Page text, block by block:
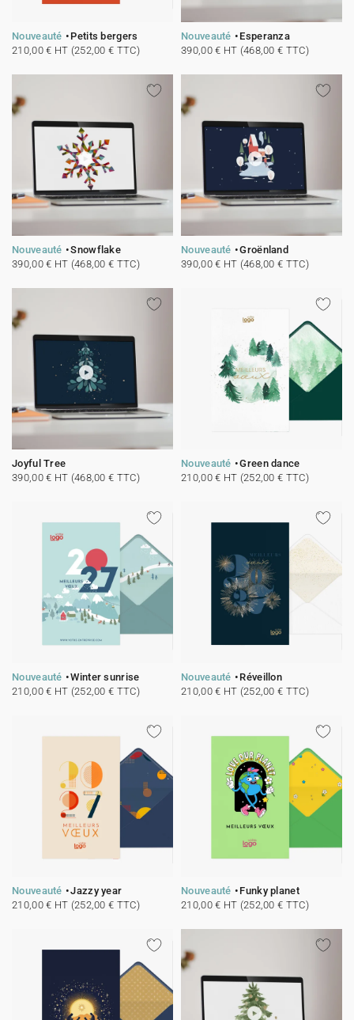
Nouveauté
Petits bergers
210,00 € HT (252,00 € TTC)
Nouveauté
Esperanza
390,00 € HT (468,00 € TTC)
Nouveauté
Snowflake
390,00 € HT (468,00 € TTC)
Nouveauté
Groënland
390,00 € HT (468,00 € TTC)
Joyful Tree
390,00 € HT (468,00 € TTC)
Nouveauté
Green dance
210,00 € HT (252,00 € TTC)
Nouveauté
Winter sunrise
210,00 € HT (252,00 € TTC)
Nouveauté
Réveillon
210,00 € HT (252,00 € TTC)
Nouveauté
Jazzy year
210,00 € HT (252,00 € TTC)
Nouveauté
Funky planet
210,00 € HT (252,00 € TTC)